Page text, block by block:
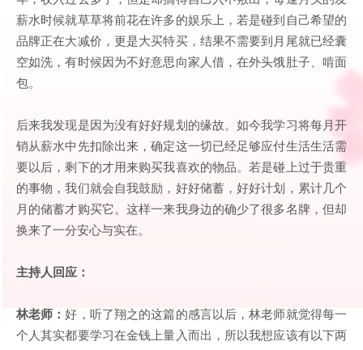
薪水时候就草草将前花在许多的娱乐上，若是碰到自己希望的
品牌正在大减价，更是大买特买，结果不需要到月尾就已经囊
空如洗，有时候因为不好意思向家人借，在外头饿肚子、啃面
包。
后来我发现是因为没有好好规划的缘故。如今我学习将每月开
销从薪水中先扣除出来，确定这一切已经足够应付生活生活需
要以后，剩下的才用来购买我喜欢的物品。若是碰上过于贵重
的事物，我们就会自我鼓励，好好储蓄，好好计划，累计几个
月的储蓄才购买它。这样一来我身边的确少了很多名牌，但却
换来了一分安心与实在。
主持人回应：
林老师：好，听了翔之的这篇的感言以后，林老师就觉得每一
个人其实都要学习在金钱上量入而出，所以我想应该有以下两